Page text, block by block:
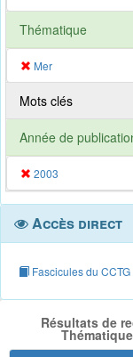
Thématique
Mer
Mots clés
Année de
2003
Accès direct
Fascicules du
Résultats de